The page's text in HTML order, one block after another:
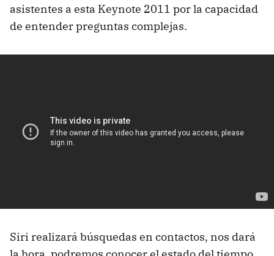
asistentes a esta Keynote 2011 por la capacidad
de entender preguntas complejas.
Siri realizará búsquedas en contactos, nos dará